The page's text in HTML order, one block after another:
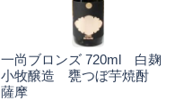
一尚ブロンズ 720ml 白麹
小牧醸造 甕つぼ芋焼酎
薩摩